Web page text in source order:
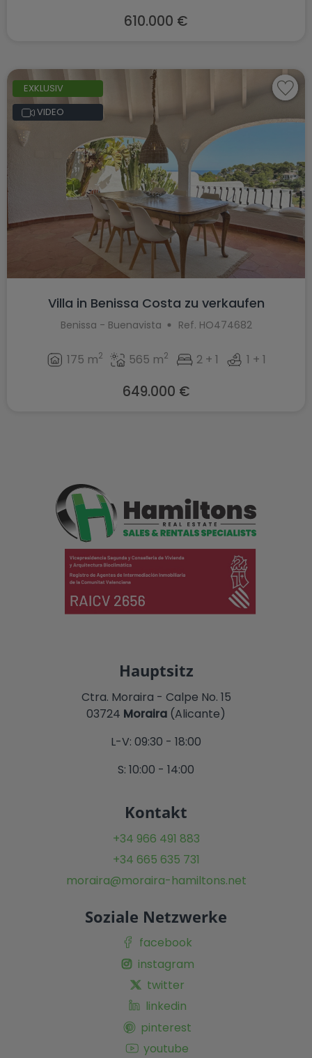
610.000 €
EXKLUSIV
VIDEO
Villa in Benissa Costa zu verkaufen
Benissa - Buenavista Ref. HO474682
175 m2 565 m2 2 + 1 1 + 1
649.000 €
Hauptsitz
Ctra. Moraira - Calpe No. 15
03724 Moraira (Alicante)
L-V: 09:30 - 18:00
S: 10:00 - 14:00
Kontakt
+34 966 491 883
+34 665 635 731
moraira@moraira-hamiltons.net
Soziale Netzwerke
facebook
instagram
twitter
linkedin
pinterest
youtube